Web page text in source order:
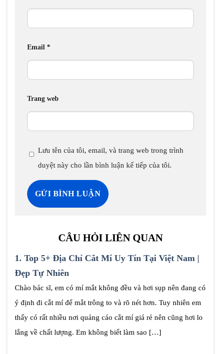
Email *
Trang web
Lưu tên của tôi, email, và trang web trong trình
duyệt này cho lần bình luận kế tiếp của tôi.
CÂU HỎI LIÊN QUAN
1. Top 5+ Địa Chỉ Cắt Mí Uy Tín Tại Việt Nam |
Đẹp Tự Nhiên
Chào bác sĩ, em có mí mắt không đều và hơi sụp nên đang có
ý định đi cắt mí để mắt trông to và rõ nét hơn. Tuy nhiên em
thấy có rất nhiều nơi quảng cáo cắt mí giá rẻ nên cũng hơi lo
lắng về chất lượng. Em không biết làm sao […]